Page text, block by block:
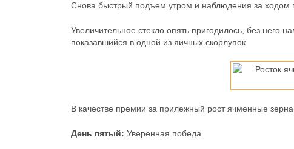
Снова быстрый подъем утром и наблюдения за ходом
Увеличительное стекло опять пригодилось, без него
показавшийся в одной из яичных скорлупок.
В качестве премии за прилежный рост ячменные
День пятый: Уверенная победа.